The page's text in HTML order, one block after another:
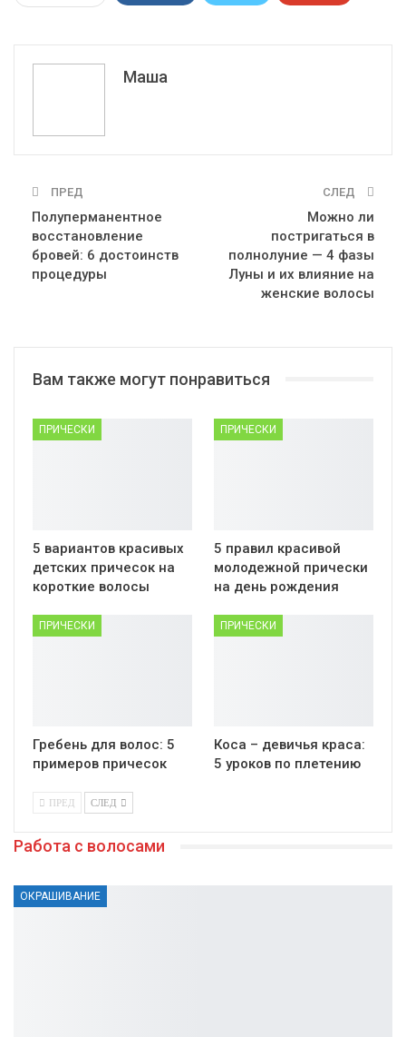
Маша
ПРЕД
Полуперманентное
восстановление
бровей: 6 достоинств
процедуры
СЛЕД
Можно ли
постригаться в
полнолуние — 4 фазы
Луны и их влияние на
женские волосы
Вам также могут понравиться
ПРИЧЕСКИ
5 вариантов красивых
детских причесок на
короткие волосы
ПРИЧЕСКИ
5 правил красивой
молодежной прически
на день рождения
ПРИЧЕСКИ
Гребень для волос: 5
примеров причесок
ПРИЧЕСКИ
Коса – девичья краса:
5 уроков по плетению
ПРЕД СЛЕД
Работа с волосами
ОКРАШИВАНИЕ